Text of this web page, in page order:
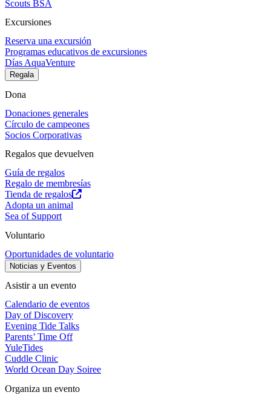
Scouts BSA
Excursiones
Reserva una excursión
Programas educativos de excursiones
Días AquaVenture
Regala
Dona
Donaciones generales
Círculo de campeones
Socios Corporativas
Regalos que devuelven
Guía de regalos
Regalo de membresías
Tienda de regalos
Adopta un animal
Sea of Support
Voluntario
Oportunidades de voluntario
Noticias y Eventos
Asistir a un evento
Calendario de eventos
Day of Discovery
Evening Tide Talks
Parents’ Time Off
YuleTides
Cuddle Clinic
World Ocean Day Soiree
Organiza un evento